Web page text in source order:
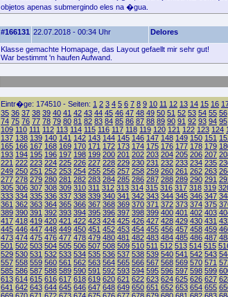
objetos apenas submergindo eles na �gua.
#166131 22.07.2018 - 00:34 Uhr Delores
Klasse gemachte Homapage, das Layout gefaellt mir sehr gut!
War bestimmt 'n haufen Aufwand.
Eintr�ge: 174510 - Seiten: 1 2 3 4 5 6 7 8 9 10 11 12 13 14 15 16
35 36 37 38 39 40 41 42 43 44 45 46 47 48 49 50 51 52 53 54 55 56
74 75 76 77 78 79 80 81 82 83 84 85 86 87 88 89 90 91 92 93 94 95
109 110 111 112 113 114 115 116 117 118 119 120 121 122 123 124
137 138 139 140 141 142 143 144 145 146 147 148 149 150 151
165 166 167 168 169 170 171 172 173 174 175 176 177 178 179
193 194 195 196 197 198 199 200 201 202 203 204 205 206 207
221 222 223 224 225 226 227 228 229 230 231 232 233 234 235
249 250 251 252 253 254 255 256 257 258 259 260 261 262 263
277 278 279 280 281 282 283 284 285 286 287 288 289 290 291
305 306 307 308 309 310 311 312 313 314 315 316 317 318 319
333 334 335 336 337 338 339 340 341 342 343 344 345 346 347
361 362 363 364 365 366 367 368 369 370 371 372 373 374 375
389 390 391 392 393 394 395 396 397 398 399 400 401 402 403
417 418 419 420 421 422 423 424 425 426 427 428 429 430 431
445 446 447 448 449 450 451 452 453 454 455 456 457 458 459
473 474 475 476 477 478 479 480 481 482 483 484 485 486 487
501 502 503 504 505 506 507 508 509 510 511 512 513 514 515
529 530 531 532 533 534 535 536 537 538 539 540 541 542 543
557 558 559 560 561 562 563 564 565 566 567 568 569 570 571
585 586 587 588 589 590 591 592 593 594 595 596 597 598 599
613 614 615 616 617 618 619 620 621 622 623 624 625 626 627
641 642 643 644 645 646 647 648 649 650 651 652 653 654 655